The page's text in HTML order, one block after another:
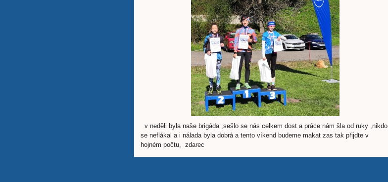
v neděli byla naše brigáda ,sešlo se nás celkem dost a práce nám šla od ruky ,nikdo
se neflákal a i nálada byla dobrá a tento víkend budeme makat zas tak přijdte v
hojném počtu, zdarec